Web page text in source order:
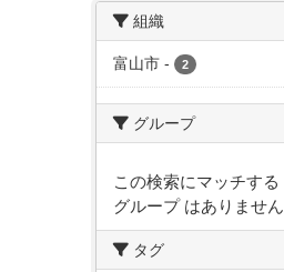
組織
富山市 - 2
グループ
この検索にマッチする
グループ はありません
タグ